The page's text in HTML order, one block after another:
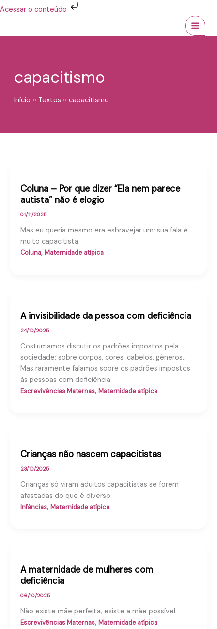
Acessar o conteúdo
Ir
conteúdo
capacitismo
Início Textos capacitismo
Coluna – Por que dizer “Ela nem parece
autista” não é elogio
01/11/2025
Mas eu queria mesmo era esbravejar um: sua fala é
muito capacitista.
Coluna, Maternidade atípica
A invisibilidade da pessoa com deficiência
24/10/2025
Costumamos discutir os padrões impostos pela
sociedade: sobre corpos, cores, cabelos, gêneros…
Mas raramente falamos sobre os padrões impostos
às pessoas com deficiência.
Escrevivências Maternas, Maternidade atípica
Crianças não nascem capacitistas
23/10/2025
Crianças só viram adultos capacitistas se forem
afastadas do que é diverso.
Infâncias, Maternidade atípica
A maternidade de mulheres com
deficiência
06/10/2025
Não existe mãe perfeita, existe a mãe possível.
Escrevivências Maternas, Maternidade atípica